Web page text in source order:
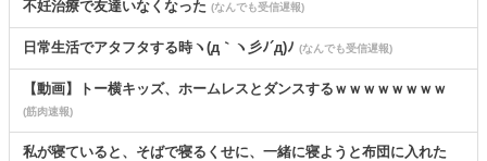
不妊治療で友達いなくなった (なんでも受信遅報)
日常生活でアタフタする時ヽ(д｀ヽ彡ﾉ´д)ﾉ (なんでも受信遅報)
【動画】トー横キッズ、ホームレスとダンスするｗｗｗｗｗｗｗｗ
(筋肉速報)
私が寝ていると、そばで寝るくせに、一緒に寝ようと布団に入れた